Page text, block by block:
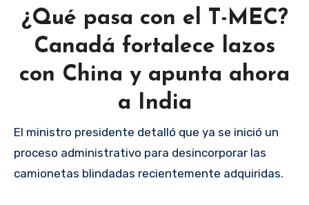
¿Qué pasa con el T-MEC?
Canadá fortalece lazos
con China y apunta ahora
a India
El ministro presidente detalló que ya se inició un
proceso administrativo para desincorporar las
camionetas blindadas recientemente adquiridas.